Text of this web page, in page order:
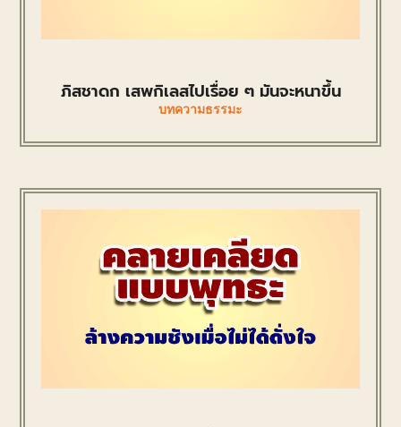
ภิสชาดก เสพกิเลสไปเรื่อย ๆ มันจะหนาขึ้น
บทความธรรมะ